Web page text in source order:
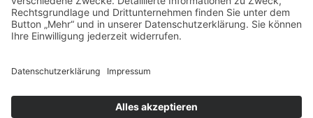
© 2021Systemhaus JOAM